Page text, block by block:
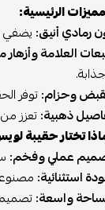
الرئيسية:
رمادي أنيق: يضفي
العلامة وأزهار
وحزام:توفر
ذهبية:تعزز
تختار حقيبة
عملي وفخم:
استثنائية:
واسعة: